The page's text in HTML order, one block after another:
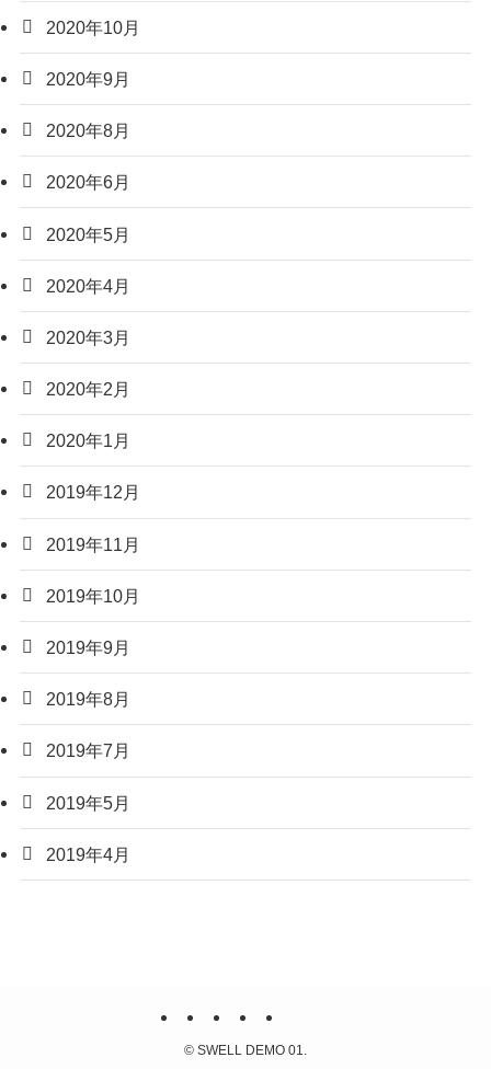
2020年10月
2020年9月
2020年8月
2020年6月
2020年5月
2020年4月
2020年3月
2020年2月
2020年1月
2019年12月
2019年11月
2019年10月
2019年9月
2019年8月
2019年7月
2019年5月
2019年4月
© SWELL DEMO 01.